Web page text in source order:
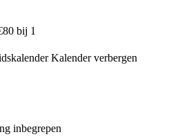
bij 1
Kalender verbergen
inbegrepen